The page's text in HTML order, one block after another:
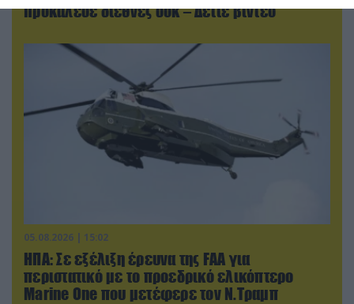
προκάλεσε διεθνές σοκ – Δείτε βίντεο
05.08.2026 | 15:02
ΗΠΑ: Σε εξέλιξη έρευνα της FAA για
περιστατικό με το προεδρικό ελικόπτερο
Marine One που μετέφερε τον Ν.Τραμπ